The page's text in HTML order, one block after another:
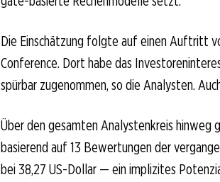
Die Einschätzung folgte auf einen Auftritt
Conference. Dort habe das
spürbar zugenommen, so die Analysten.
Über den gesamten Analystenkreis hinweg
basierend auf 13 Bewertungen der
bei 38,27 US-Dollar — ein implizites